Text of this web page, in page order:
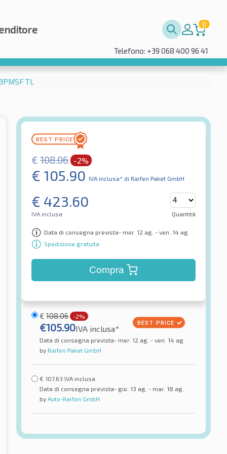
0
Telefono: +39 068 400 96 41
TL
€ 108.06 -2%
€ 105.90 IVA inclusa* di Raifen Paket GmbH
€ 423.60
IVA inclusa Quantità
Data di consegna prevista- mer. 12 ag. - ven. 14 ag.
Spedizione gratuita
Compra
€ 108.06 -2%
€105.90IVA inclusa*
Data di consegna prevista- mer. 12 ag. - ven. 14 ag.
by Raifen Paket GmbH
€ 107.63 IVA inclusa
Data di consegna prevista- gio. 13 ag. - mar. 18 ag.
by Auto-Raifen GmbH